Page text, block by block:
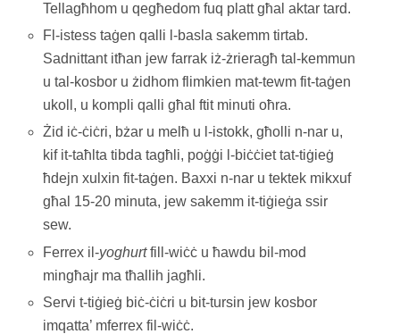
Tellagħhom u qegħedom fuq platt għal aktar tard.
Fl-istess taġen qalli l-basla sakemm tirtab.
Sadnittant itħan jew farrak iż-żrieragħ tal-kemmun
u tal-kosbor u żidhom flimkien mat-tewm fit-taġen
ukoll, u kompli qalli għal ftit minuti oħra.
Żid iċ-ċiċri, bżar u melħ u l-istokk, għolli n-nar u,
kif it-taħlta tibda tagħli, poġġi l-biċċiet tat-tiġieġ
ħdejn xulxin fit-taġen. Baxxi n-nar u tektek mikxuf
għal 15-20 minuta, jew sakemm it-tiġieġa ssir
sew.
Ferrex il-yoghurtfill-wiċċ u ħawdu bil-mod
mingħajr ma tħallih jagħli.
Servi t-tiġieġ biċ-ċiċri u bit-tursin jew kosbor
imqatta’ mferrex fil-wiċċ.